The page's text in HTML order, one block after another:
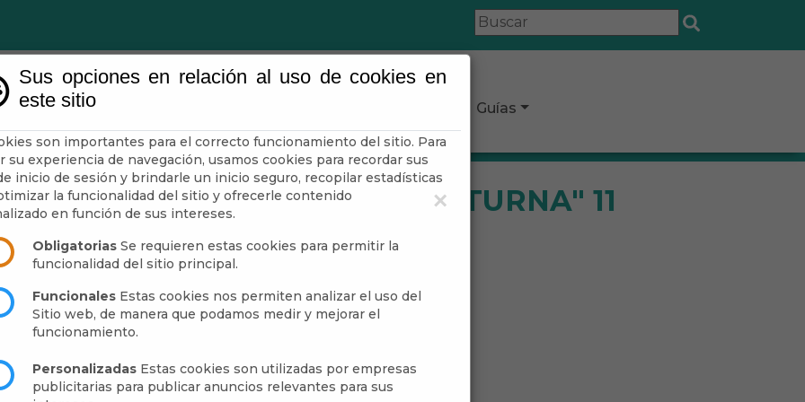
×
Sus opciones en relación al uso de cookies en
este sitio
son importantes para el correcto funcionamiento del sitio. Para
su experiencia de navegación, usamos cookies para recordar sus
inicio de sesión y brindarle un inicio seguro, recopilar estadísticas
la funcionalidad del sitio y ofrecerle contenido
en función de sus intereses.
Obligatorias Se requieren estas cookies para permitir la
funcionalidad del sitio principal.
Funcionales Estas cookies nos permiten analizar el uso del
Sitio web, de manera que podamos medir y mejorar el
funcionamiento.
Personalizadas Estas cookies son utilizadas por empresas
publicitarias para publicar anuncios relevantes para sus
Guías
"ABRUCENA NOCTURNA" 11